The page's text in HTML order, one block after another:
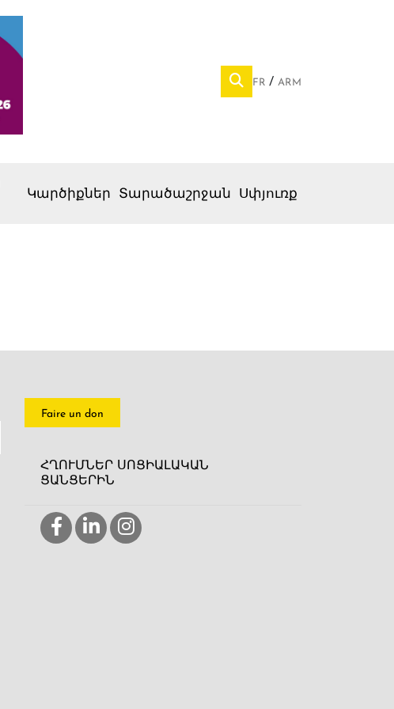
FR ARM
Կարծիքներ Տարածաշրջան Սփյուռք
Faire un don
ՀՂՈՒՄՆԵՐ ՍՈՑԻԱԼԱԿԱՆ
ՑԱՆՑԵՐԻՆ